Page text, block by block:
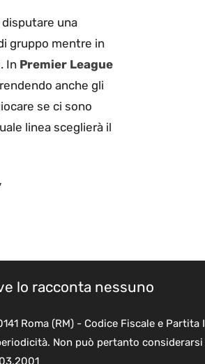
una
gruppo mentre in
In Premier League
anche gli
se ci sono
linea sceglierà il
lo racconta nessuno
Roma (RM) - Codice Fiscale e Partita
Non può pertanto